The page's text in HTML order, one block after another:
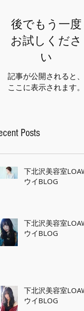
後でもう一度
お試しくださ
い
記事が公開されると、
ここに表示されます。
Posts
下北沢美容室
ウイBLOG
下北沢美容室
ウイBLOG
下北沢美容室
ウイBLOG